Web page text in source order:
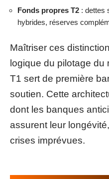
Fonds propres T2 : dettes
hybrides, réserves
Maîtriser ces
logique du pilotage du
T1 sert de première
soutien. Cette
dont les banques
assurent leur
crises imprévues.